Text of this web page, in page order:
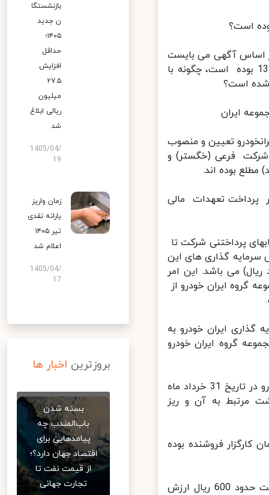
اﺳﺖ؟
1398 بوده وحصه نقدی بر اساس آگهی می بایست
پرداخت شده باشد و ﻣﺎﺑﻘﯽ ﺛﻤﻦ ﻣﻌﺎﻣﻠﻪ ﻃﯽ 15 روز ﮐﺎری و در ﻓﺮوردﯾﻦ 1399 ﺑﻮده اﺳﺖ، ﭼﮕﻮﻧﻪ ﺑﺎ
ﺗﻌﯿﯿﻦ و ﻣﻨﺼﻮب
ﻓﺮﻋﯽ (ﺧﮕﺴﺘﺮ) و
ﺑﻮده اﻧﺪ.
ﭘﺮداﺧﺖ ﺗﻌﻬﺪات ﻣﺎﻟﯽ
ﭘﺮداﺧﺘﻨﯽ ﺷﺮﮐﺖ ﺗﺎ
ﺳﺮﻣﺎﯾﻪ ﮔﺬاری ﻫﺎی اﯾﻦ
660 ﻣﯿﻠﯿﺎرد رﯾﺎل (ﺧﺎﻟﺺ 4. 070 ﻣﯿﻠﯿﺎرد رﯾﺎل) ﻣﯽ ﺑﺎﺷﺪ. اﯾﻦ اﻣﺮ
ﮔﺮوه اﯾﺮان ﺧﻮدرو از
اﯾﺮان ﺧﻮدرو ﺑﻪ
ﮔﺮوه اﯾﺮان ﺧﻮدرو
ﺳﻮال: ﺑﺎ ﺗﻮﺟﻪ ﺑﻪ ﺗﺮازﻧﺎﻣﻪ ﻣﻨﺘﺸﺮه ﺷﺮﮐﺖ ﮔﺴﺘﺮش ﺳﺮﻣﺎﯾﻪ ﮔﺬاری اﯾﺮان ﺧﻮدرو در ﺗﺎرﯾﺦ 31 ﺧﺮداد ﻣﺎه
ﻣﺮﺗﺒﻂ ﺑﻪ آن و رﯾﺰ
ﻓﺮوﺷﻨﺪه ﺑﻮده
9. ﺧﺮﯾﺪ ﺳﻬﺎم اﯾﺮاﻧﺨﻮدرو ﺗﻮﺳﻂ ﺧﮕﺴﺘﺮ ﺑﺼﻮرت ﺑﻠﻮک 11 درﺻﺪی و ﺑﻪ ﻗﯿﻤﺖ ﺣﺪود 600 ریال ارزش
بازنشستگا
ن جدید
۱۴۰۵؛
حداقل
افزایش
۲۷.۵
میلیون
ریالی ابلاغ
شد
1405/04/
19
زمان واریز
یارانه نقدی
تیر ۱۴۰۵
اعلام شد
1405/04/
17
بروزترین اخبار ها
بسته شدن
باب‌المندب چه
پیامدهایی برای
اقتصاد جهان دارد؟؛
از قیمت نفت تا
تجارت جهانی